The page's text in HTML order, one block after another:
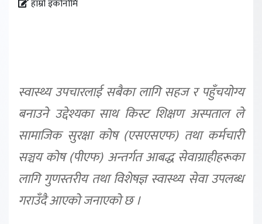
हाम्रो इकोनोमि
स्वास्थ्य उपचारलाई सबैका लागि सहज र पहुँचयोग्य
बनाउने उद्देश्यका साथ किस्ट शिक्षण अस्पताल ले
सामाजिक सुरक्षा कोष (एसएसएफ) तथा कर्मचारी
सञ्चय कोष (पीएफ) अन्तर्गत आबद्ध सेवाग्राहीहरूका
लागि गुणस्तरीय तथा विशेषज्ञ स्वास्थ्य सेवा उपलब्ध
गराउँदै आएको जनाएको छ ।